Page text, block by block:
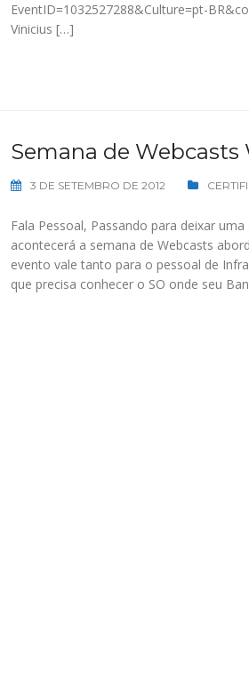
EventID=1032527288&Culture=pt-
Vinicius […]
Semana de Webcasts
3 DE SETEMBRO DE 2012
Fala Pessoal, Passando para deixar
acontecerá a semana de Webcasts
evento vale tanto para o pessoal de
que precisa conhecer o SO onde seu